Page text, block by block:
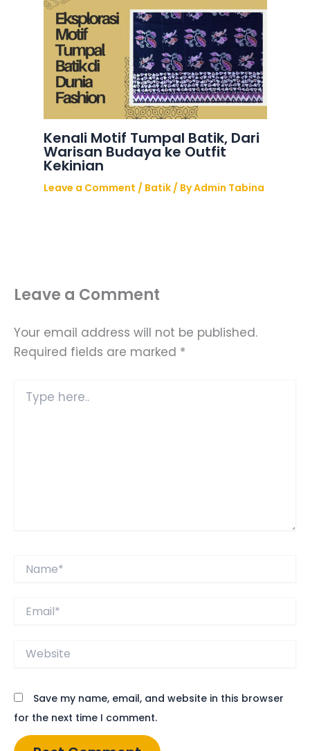
Kenali Motif Tumpal Batik, Dari
Warisan Budaya ke Outfit
Kekinian
Leave a Comment / Batik/ ByAdmin Tabina
Leave a Comment
Your email address will not be published.
Required fields are marked *
here..
Website
Save my name, email, and website in this browser
for the next time I comment.